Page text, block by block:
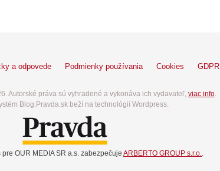
a odpovede Podmienky používania Cookies GDPR
Autorské práva sú vyhradené a vykonáva ich vydavateľ, viac info.
Blog.Pravda.sk beží na technológií Wordpress.
OUR MEDIA SR a.s. zabezpečuje ARBERTO GROUP s.r.o.